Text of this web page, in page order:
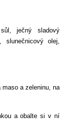
ječný sladový
slunečnicový olej,
maso a zeleninu, na
a obalte si v ní